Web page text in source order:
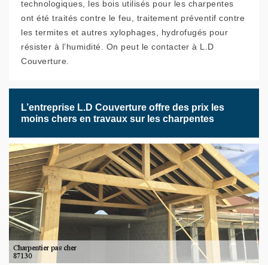
technologiques, les bois utilisés pour les charpentes
ont été traités contre le feu, traitement préventif contre
les termites et autres xylophages, hydrofugés pour
résister à l’humidité. On peut le contacter à L.D
Couverture.
L’entreprise L.D Couverture offre des prix les
moins chers en travaux sur les charpentes